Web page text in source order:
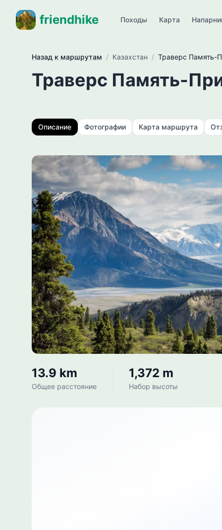
friendhike Походы Карта
Назад к маршрутам / Казахстан / Траверс Память-
Траверс Память-
Описание Фотографии Карта маршрута
13.9 km
Общее расстояние
1,372 m
Набор высоты